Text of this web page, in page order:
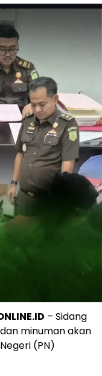
– Sidang
minuman akan
(PN)